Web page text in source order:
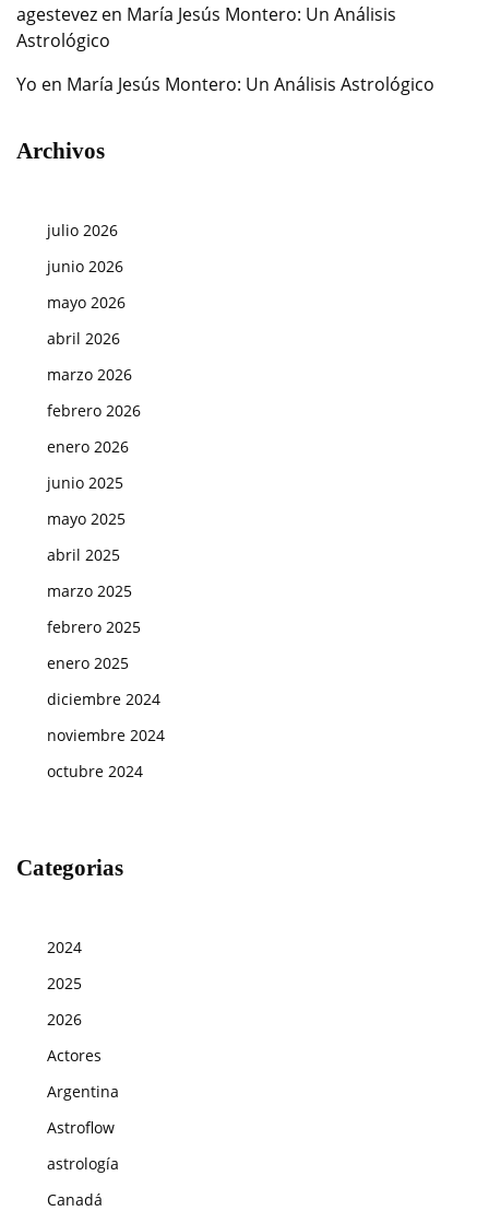
agestevez en María Jesús Montero: Un Análisis
Astrológico
Yo en María Jesús Montero: Un Análisis Astrológico
Archivos
julio 2026
junio 2026
mayo 2026
abril 2026
marzo 2026
febrero 2026
enero 2026
junio 2025
mayo 2025
abril 2025
marzo 2025
febrero 2025
enero 2025
diciembre 2024
noviembre 2024
octubre 2024
Categorias
2024
2025
2026
Actores
Argentina
Astroflow
astrología
Canadá